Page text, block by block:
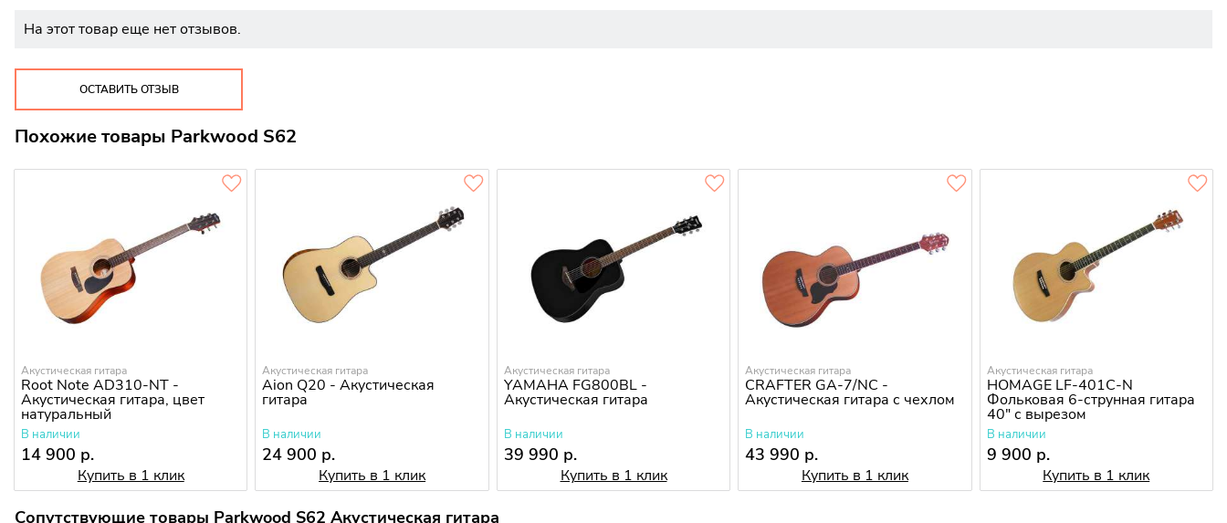
На этот товар еще нет отзывов.
ОСТАВИТЬ ОТЗЫВ
Похожие товары Parkwood S62
Акустическая гитара
Root Note AD310-NT -
Акустическая гитара, цвет
натуральный
В наличии
14 900 р.
Купить в 1 клик
Акустическая гитара
Aion Q20 - Акустическая
гитара
В наличии
24 900 р.
Купить в 1 клик
Акустическая гитара
YAMAHA FG800BL -
Акустическая гитара
В наличии
39 990 р.
Купить в 1 клик
Акустическая гитара
CRAFTER GA-7/NC -
Акустическая гитара с чехлом
В наличии
43 990 р.
Купить в 1 клик
Акустическая гитара
HOMAGE LF-401C-N
Фольковая 6-струнная гитара
40" с вырезом
В наличии
9 900 р.
Купить в 1 клик
Сопутствующие товары Parkwood S62 Акустическая гитара